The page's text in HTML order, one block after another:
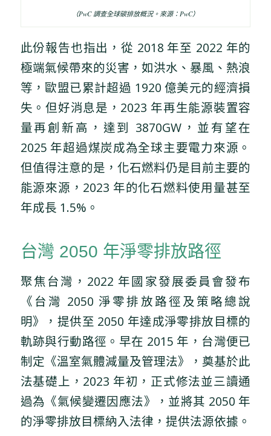
（PwC 調查全球碳排放概況。來源：PwC）
此份報告也指出，從 2018 年至 2022 年的
極端氣候帶來的災害，如洪水、暴風、熱浪
等，歐盟已累計超過 1920 億美元的經濟損
失。但好消息是，2023 年再生能源裝置容
量再創新高，達到 3870GW，並有望在
2025 年超過煤炭成為全球主要電力來源。
但值得注意的是，化石燃料仍是目前主要的
能源來源，2023 年的化石燃料使用量甚至
年成長 1.5%。
台灣 2050 年淨零排放路徑
聚焦台灣，2022 年國家發展委員會發布
《台灣 2050 淨零排放路徑及策略總說
明》，提供至 2050 年達成淨零排放目標的
軌跡與行動路徑。早在 2015 年，台灣便已
制定《溫室氣體減量及管理法》，奠基於此
法基礎上，2023 年初，正式修法並三讀通
過為《氣候變遷因應法》，並將其 2050 年
的淨零排放目標納入法律，提供法源依據。